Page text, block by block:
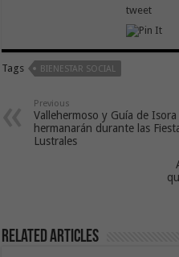
tweet
Tags BIENESTAR SOCIAL
Previous
Vallehermoso y Guía de Isora
hermanarán durante las
Lustrales
Related Articles